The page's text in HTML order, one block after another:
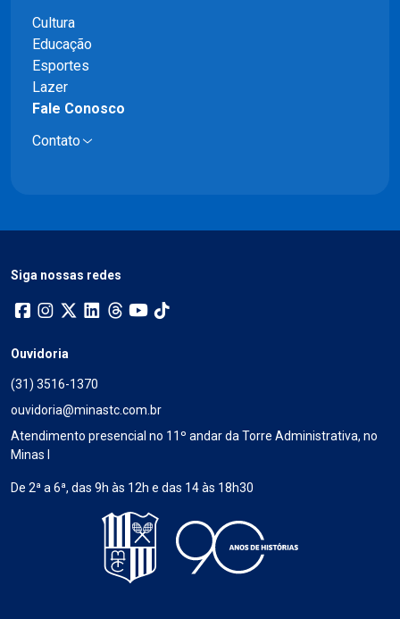
Cultura
Educação
Esportes
Lazer
Fale Conosco
Contato
Siga nossas redes
Ouvidoria
(31) 3516-1370
ouvidoria@minastc.com.br
Atendimento presencial no 11º andar da Torre Administrativa, no
Minas I
De 2ª a 6ª, das 9h às 12h e das 14 às 18h30